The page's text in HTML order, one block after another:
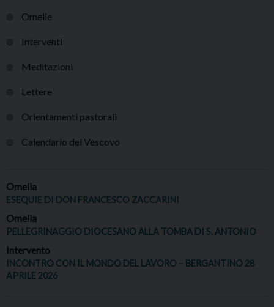
Omelie
Interventi
Meditazioni
Lettere
Orientamenti pastorali
Calendario del Vescovo
Omelia
ESEQUIE DI DON FRANCESCO ZACCARINI
Omelia
PELLEGRINAGGIO DIOCESANO ALLA TOMBA DI S. ANTONIO
Intervento
INCONTRO CON IL MONDO DEL LAVORO – BERGANTINO 28
APRILE 2026